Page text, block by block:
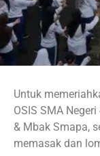
Untuk
OSIS SMA
& Mbak Smapa,
memasak dan